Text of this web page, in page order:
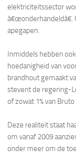
elektriciteitssector
apegapen.
Inmiddels hebben
hoedanigheid van
brandhout gemaakt
stevent de regering-
of zowat 1% van
Deze realiteit staat
om vanaf 2009
onder meer om de